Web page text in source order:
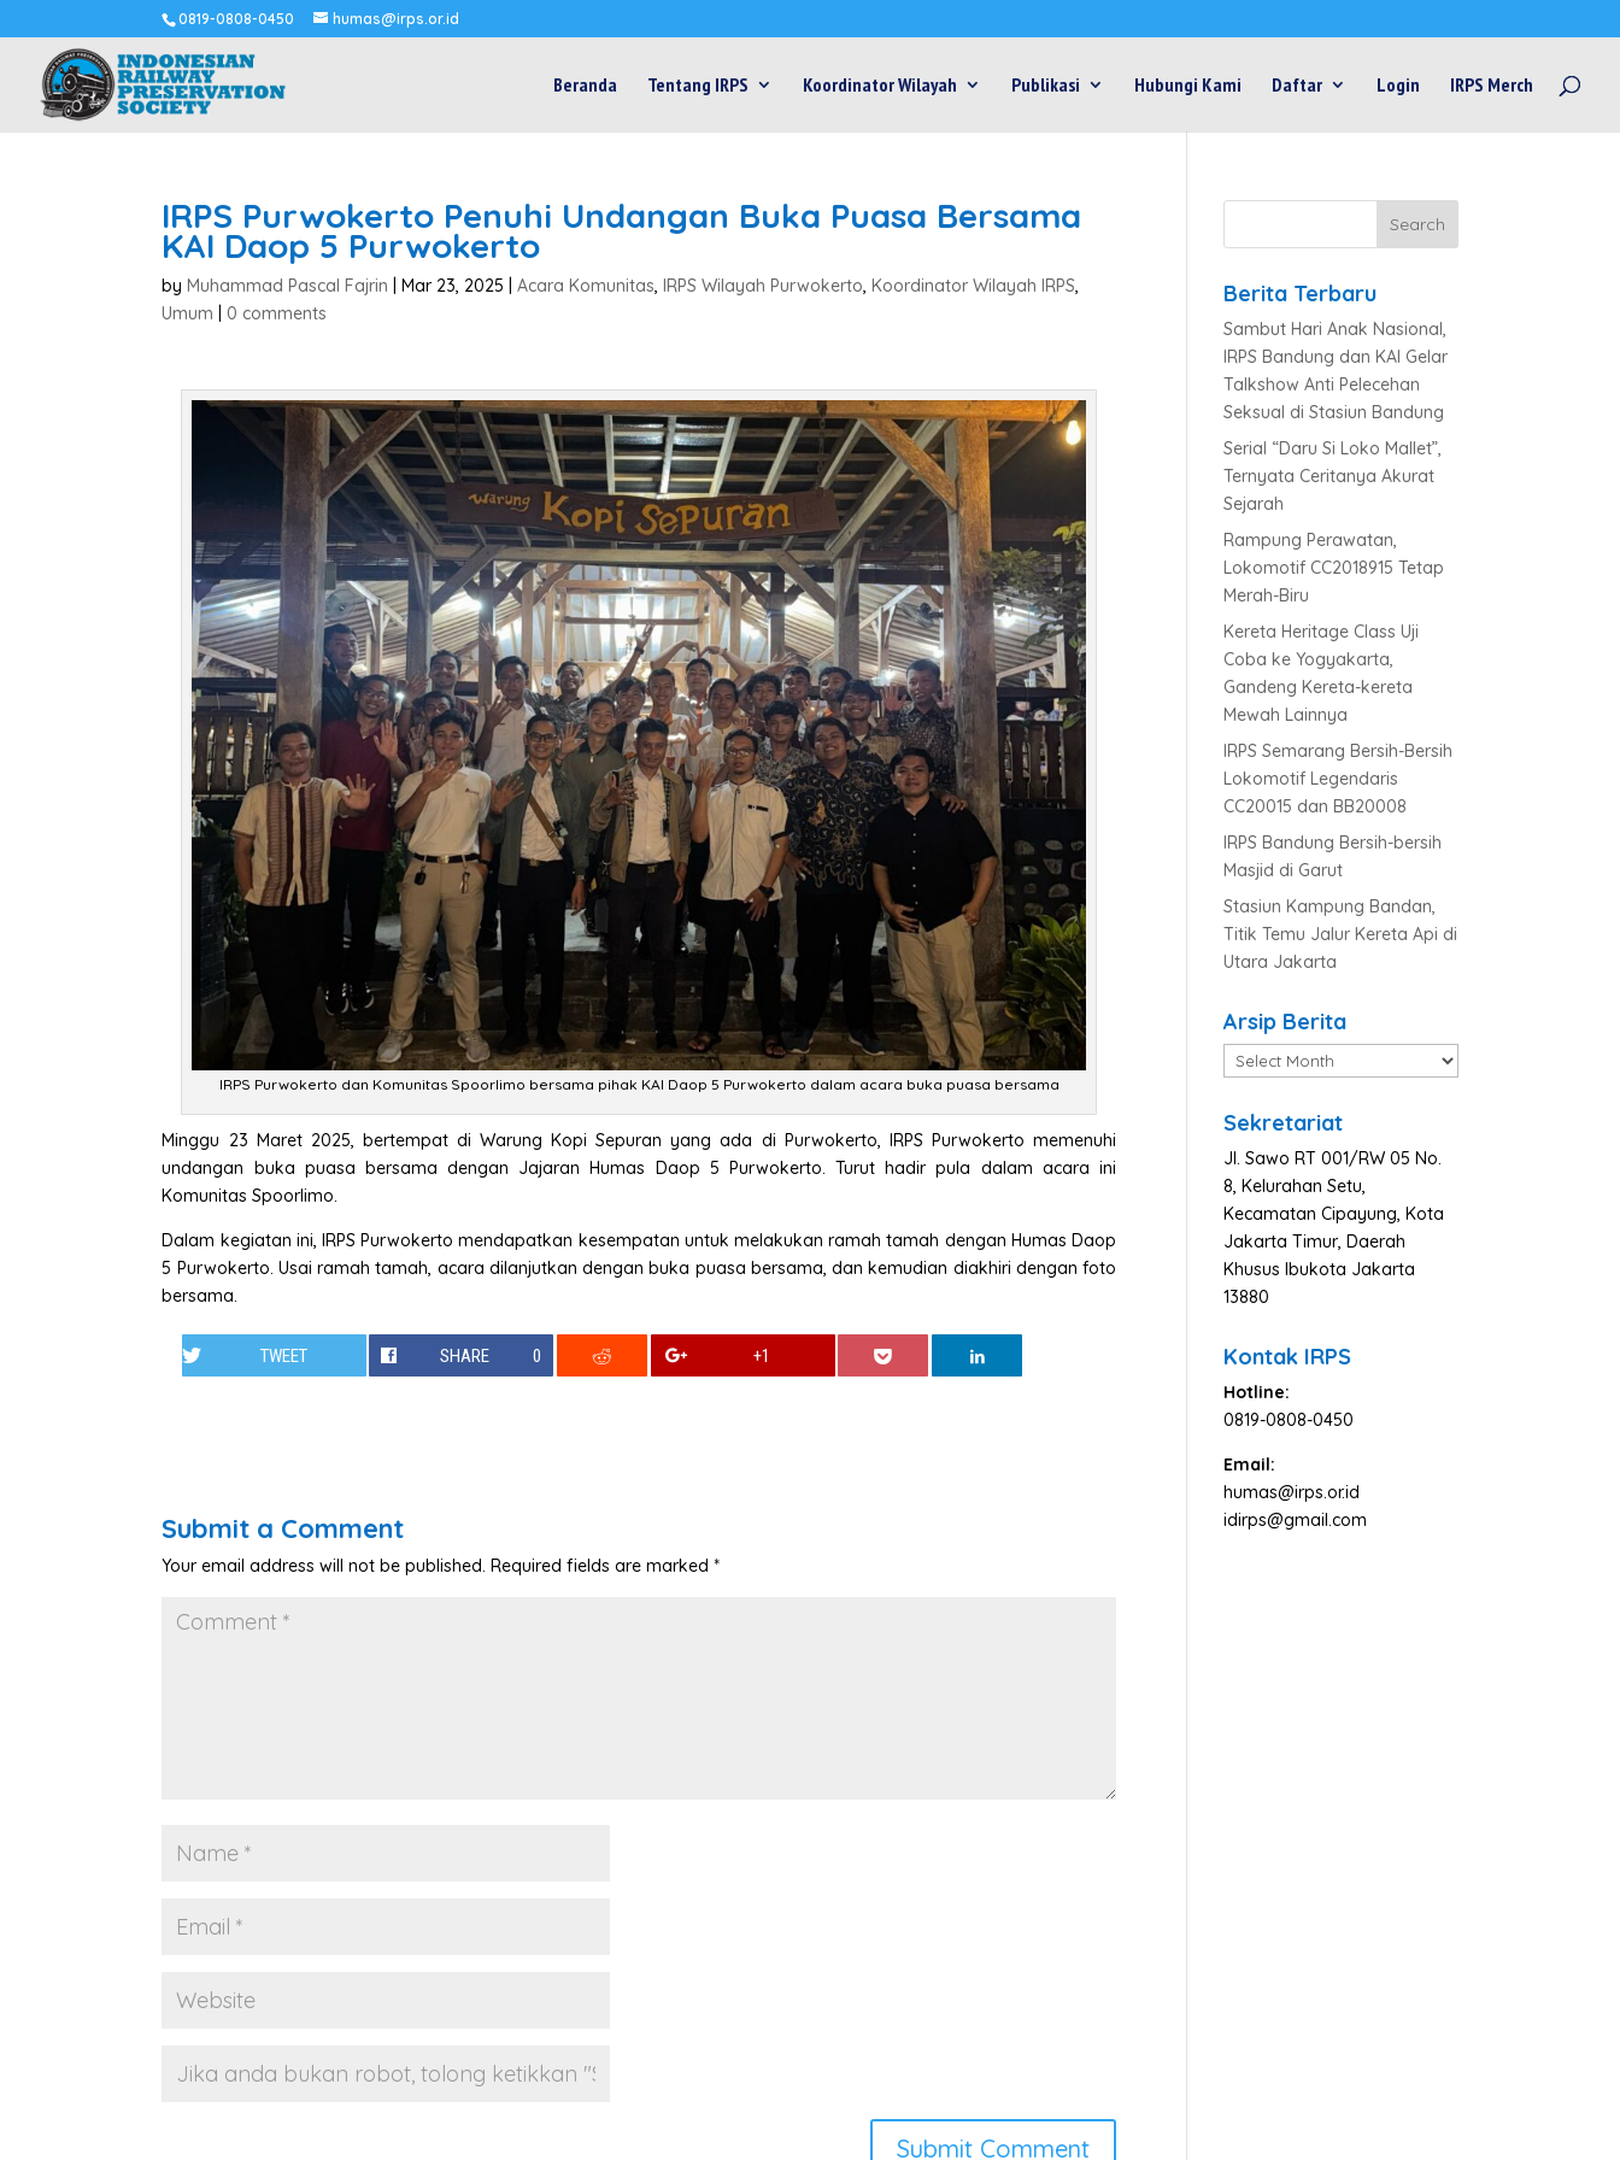
0819-0808-0450 humas@irps.or.id
Beranda Tentang IRPS Koordinator Wilayah Publikasi Hubungi Kami Daftar Login IRPS Merch
IRPS Purwokerto Penuhi Undangan Buka Puasa Bersama
KAI Daop 5 Purwokerto
byMuhammad Pascal Fajrin |Mar 23, 2025 |Acara Komunitas,IRPS Wilayah Purwokerto,Koordinator Wilayah IRPS,
Umum
0 comments
IRPS Purwokerto dan Komunitas Spoorlimo bersama pihak KAI Daop 5 Purwokerto dalam acara buka puasa bersama
Minggu 23 Maret 2025, bertempat di Warung Kopi Sepuran yang ada di Purwokerto, IRPS Purwokerto memenuhi
undangan buka puasa bersama dengan Jajaran Humas Daop 5 Purwokerto. Turut hadir pula dalam acara ini
Komunitas Spoorlimo.
Dalam kegiatan ini, IRPS Purwokerto mendapatkan kesempatan untuk melakukan ramah tamah dengan Humas Daop
5 Purwokerto. Usai ramah tamah, acara dilanjutkan dengan buka puasa bersama, dan kemudian diakhiri dengan foto
bersama.
TWEET SHARE 0 +1
Submit a Comment
Your email address will not be published. Required fields are marked*
Berita Terbaru
Sambut Hari Anak Nasional,
IRPS Bandung dan KAI Gelar
Talkshow Anti Pelecehan
Seksual di Stasiun Bandung
Serial “Daru Si Loko Mallet”,
Ternyata Ceritanya Akurat
Sejarah
Rampung Perawatan,
Lokomotif CC2018915 Tetap
Merah-Biru
Kereta Heritage Class Uji
Coba ke Yogyakarta,
Gandeng Kereta-kereta
Mewah Lainnya
IRPS Semarang Bersih-Bersih
Lokomotif Legendaris
CC20015 dan BB20008
IRPS Bandung Bersih-bersih
Masjid di Garut
Stasiun Kampung Bandan,
Titik Temu Jalur Kereta Api di
Utara Jakarta
Arsip Berita
Arsip
Berita
Sekretariat
Jl. Sawo RT 001/RW 05 No.
8, Kelurahan Setu,
Kecamatan Cipayung, Kota
Jakarta Timur, Daerah
Khusus Ibukota Jakarta
13880
Kontak IRPS
Hotline:
0819-0808-0450
Email:
humas@irps.or.id
idirps@gmail.com